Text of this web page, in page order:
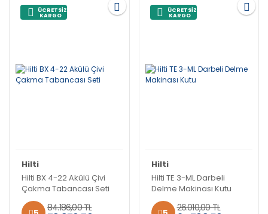
ÜCRETSİZ
KARGO
Hilti
Hilti BX 4-22 Akülü Çivi
Çakma Tabancası Seti
84.186,00 TL
ÜCRETSİZ
KARGO
Hilti
Hilti TE 3-ML Darbeli
Delme Makinası Kutu
26.010,00 TL